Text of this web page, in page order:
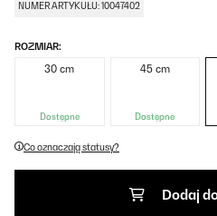
NUMER ARTYKUŁU: 10047402
ROZMIAR:
30 cm
Dostępne
45 cm
Dostępne
Co oznaczają statusy?
Dodaj